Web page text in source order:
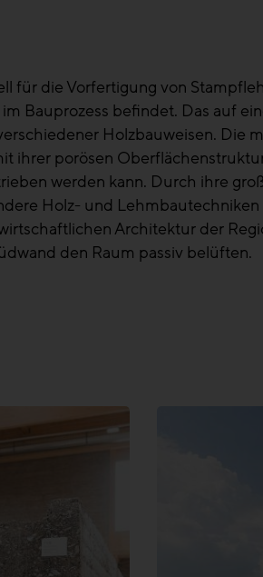
für die Vorfertigung von
Bauprozess befindet. Das auf
Holzbauweisen. Die
ihrer porösen
werden kann. Durch ihre
Holz- und Lehmbautechniken
Architektur der
den Raum passiv belüften.